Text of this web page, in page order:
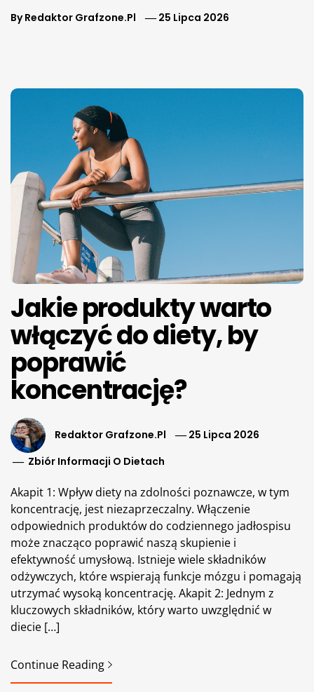
ByRedaktor Grafzone.pl 25 Lipca 2026
Jakie produkty warto
włączyć do diety, by
poprawić
koncentrację?
Redaktor Grafzone.pl
25 Lipca 2026
Zbiór Informacji O Dietach
Akapit 1: Wpływ diety na zdolności poznawcze, w tym
koncentrację, jest niezaprzeczalny. Włączenie
odpowiednich produktów do codziennego jadłospisu
może znacząco poprawić naszą skupienie i
efektywność umysłową. Istnieje wiele składników
odżywczych, które wspierają funkcje mózgu i pomagają
utrzymać wysoką koncentrację. Akapit 2: Jednym z
kluczowych składników, który warto uwzględnić w
diecie […]
Continue Reading